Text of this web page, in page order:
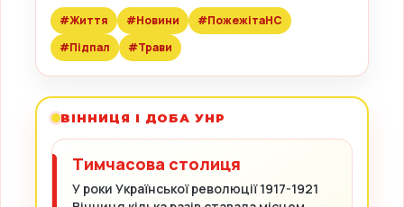
#Життя #Новини
#ПожежітаНС
#Підпал
#Трави
ВІННИЦЯ І ДОБА УНР
Тимчасова столиця
У роки Української революції 1917-1921